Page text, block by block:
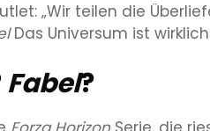
„Wir teilen die
Das Universum ist
Fabel?